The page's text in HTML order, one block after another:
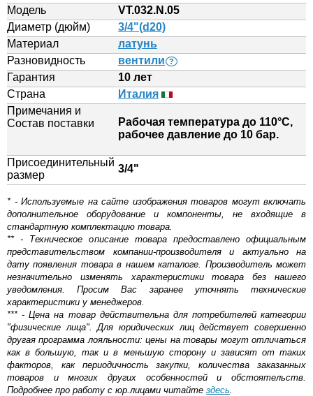
Модель
VT.032.N.05
Диаметр (дюйм)
3/4"(d20)
Материал
латунь
Разновидность
вентили ?
Гарантия
10 лет
Страна
Италия
Примечания и
Состав поставки
Рабочая температура до 110°С,
рабочее давление до 10 бар.
Присоединительный
размер
3/4"
* - Используемые на сайте изображения товаров могут включать
дополнительное оборудование и компоненты, не входящие в
стандартную комплектацию товара.
** - Техническое описание товара предоставлено официальным
представительством компании-производителя и актуально на
дату появления товара в нашем каталоге. Производитель может
незначительно изменять характеристики товара без нашего
уведомления. Просим Вас заранее уточнять технические
характеристики у менеджеров.
*** - Цена на товар действительна для потребителей категории
"физические лица". Для юридических лиц действует совершенно
другая программа лояльности: цены на товары могут отличаться
как в большую, так и в меньшую сторону и зависят от таких
факторов, как периодичность закупки, количества заказанных
товаров и многих других особенностей и обстоятельств.
Подробнее про работу с юр.лицами читайте здесь.